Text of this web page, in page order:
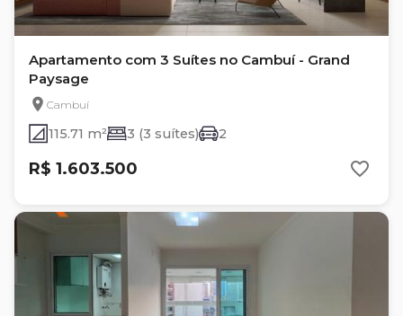
Apartamento com 3 Suítes no Cambuí - Grand
Paysage
Cambuí
115.71 m² 3 (3 suítes) 2
R$ 1.603.500